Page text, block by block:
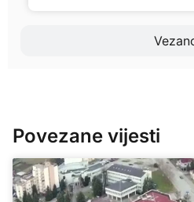
Povezane vijesti